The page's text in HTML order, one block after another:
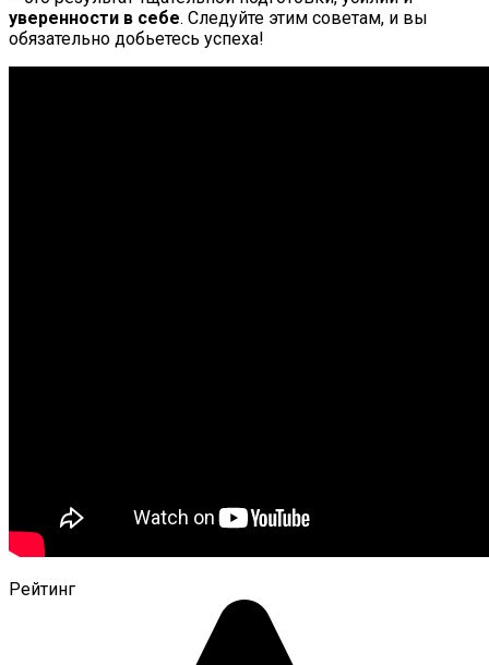
уверенности в себе. Следуйте этим советам, и вы
обязательно добьетесь успеха!
Рейтинг